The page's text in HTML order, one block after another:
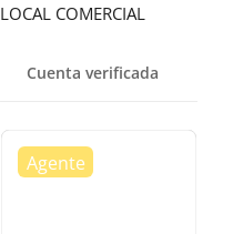
LOCAL COMERCIAL
Cuenta verificada